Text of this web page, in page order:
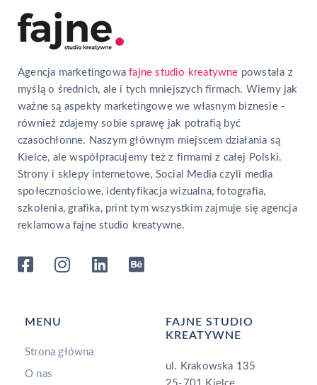
Agencja marketingowafajne studio kreatywne powstała z
myślą o średnich, ale i tych mniejszych firmach. Wiemy jak
ważne są aspekty marketingowe we własnym biznesie -
również zdajemy sobie sprawę jak potrafią być
czasochłonne. Naszym głównym miejscem działania są
Kielce, ale współpracujemy też z firmami z całej Polski.
Strony i sklepy internetowe, Social Media czyli media
społecznościowe, identyfikacja wizualna, fotografia,
szkolenia, grafika, print tym wszystkim zajmuje się agencja
reklamowa fajne studio kreatywne.
MENU
Strona główna
O nas
FAJNE STUDIO
KREATYWNE
ul. Krakowska 135